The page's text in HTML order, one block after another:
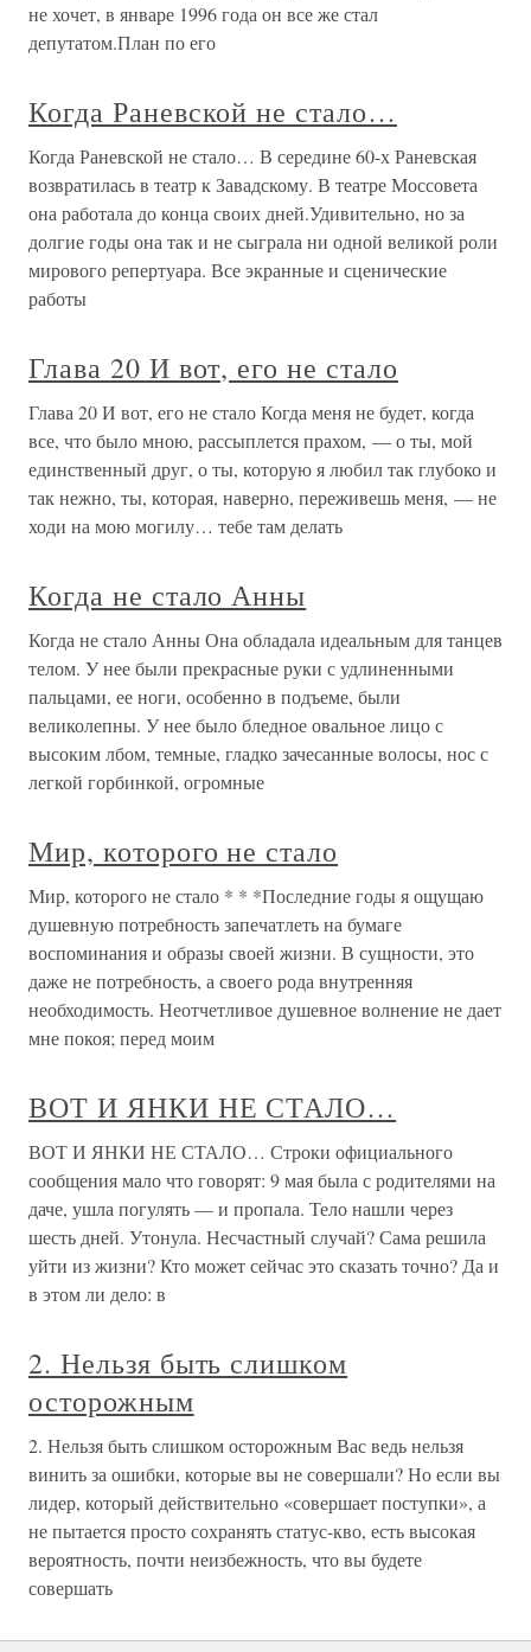
не хочет, в январе 1996 года он все же стал
депутатом.План по его
Когда Раневской не стало…
Когда Раневской не стало… В середине 60-х Раневская
возвратилась в театр к Завадскому. В театре Моссовета
она работала до конца своих дней.Удивительно, но за
долгие годы она так и не сыграла ни одной великой роли
мирового репертуара. Все экранные и сценические
работы
Глава 20 И вот, его не стало
Глава 20 И вот, его не стало Когда меня не будет, когда
все, что было мною, рассыплется прахом, — о ты, мой
единственный друг, о ты, которую я любил так глубоко и
так нежно, ты, которая, наверно, переживешь меня, — не
ходи на мою могилу… тебе там делать
Когда не стало Анны
Когда не стало Анны Она обладала идеальным для танцев
телом. У нее были прекрасные руки с удлиненными
пальцами, ее ноги, особенно в подъеме, были
великолепны. У нее было бледное овальное лицо с
высоким лбом, темные, гладко зачесанные волосы, нос с
легкой горбинкой, огромные
Мир, которого не стало
Мир, которого не стало * * *Последние годы я ощущаю
душевную потребность запечатлеть на бумаге
воспоминания и образы своей жизни. В сущности, это
даже не потребность, а своего рода внутренняя
необходимость. Неотчетливое душевное волнение не дает
мне покоя; перед моим
ВОТ И ЯНКИ НЕ СТАЛО…
ВОТ И ЯНКИ НЕ СТАЛО… Строки официального
сообщения мало что говорят: 9 мая была с родителями на
даче, ушла погулять — и пропала. Тело нашли через
шесть дней. Утонула. Несчастный случай? Сама решила
уйти из жизни? Кто может сейчас это сказать точно? Да и
в этом ли дело: в
2. Нельзя быть слишком
осторожным
2. Нельзя быть слишком осторожным Вас ведь нельзя
винить за ошибки, которые вы не совершали? Но если вы
лидер, который действительно «совершает поступки», а
не пытается просто сохранять статус-кво, есть высокая
вероятность, почти неизбежность, что вы будете
совершать